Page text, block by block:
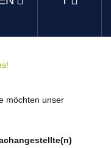
möchten unser